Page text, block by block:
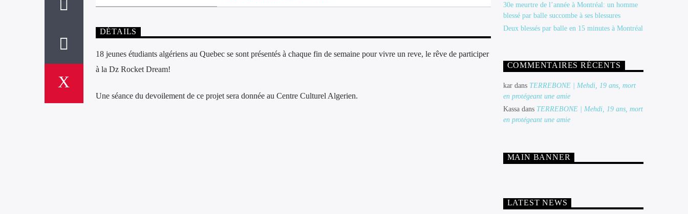
DÉTAILS
18 jeunes étudiants algériens au Quebec se sont présentés à chaque fin de semaine pour vivre un reve, le rêve de participer
à la Dz Rocket Dream!
Une séance du devoilement de ce projet sera donnée au Centre Culturel Algerien.
30e meurtre de l’année à Montréal: un homme
blessé par balle succombe à ses blessures
Deux blessés par balle en 15 minutes à Montréal
COMMENTAIRES RÉCENTS
kardans TERREBONE | Mehdi, 19 ans, mort
en protégeant une amie
Kassadans TERREBONE | Mehdi, 19 ans, mort
en protégeant une amie
MAIN BANNER
LATEST NEWS